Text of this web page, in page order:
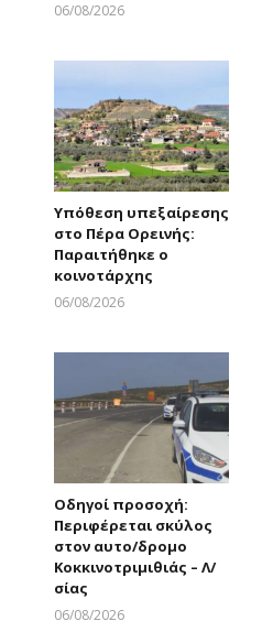
06/08/2026
Υπόθεση υπεξαίρεσης
στο Πέρα Ορεινής:
Παραιτήθηκε ο
κοινοτάρχης
06/08/2026
Οδηγοί προσοχή:
Περιφέρεται σκύλος
στον αυτο/δρομο
Κοκκινοτριμιθιάς – Λ/
σίας
06/08/2026